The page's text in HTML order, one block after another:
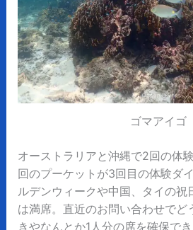
ゴマアイゴ
オーストラリアと沖縄で2回の体
回のプーケットが3回目の体験ダ
ルデンウィークや中国、タイの祝
は満席。直近のお問い合わせでど
きやなんとか1人分の席を確保で